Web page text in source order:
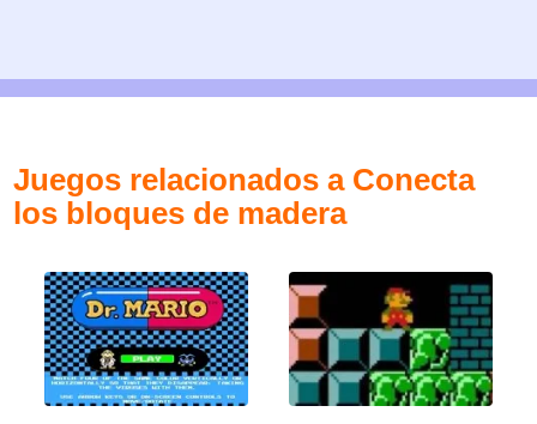
Juegos relacionados a Conecta
los bloques de madera